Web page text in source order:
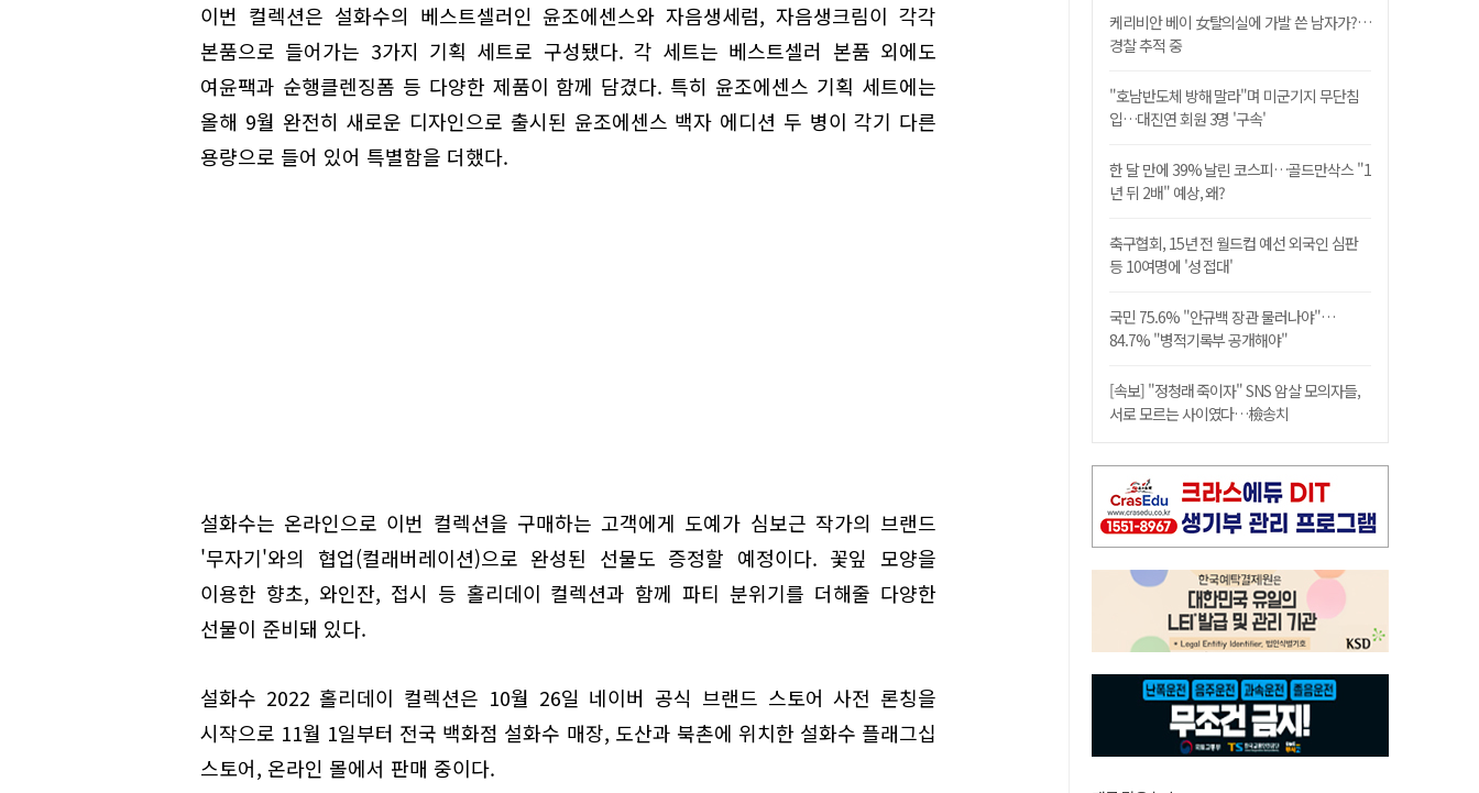
이번 컬렉션은 설화수의 베스트셀러인 윤조에센스와 자음생세럼, 자음생크림이 각각
본품으로 들어가는 3가지 기획 세트로 구성됐다. 각 세트는 베스트셀러 본품 외에도
여윤팩과 순행클렌징폼 등 다양한 제품이 함께 담겼다. 특히 윤조에센스 기획 세트에는
올해 9월 완전히 새로운 디자인으로 출시된 윤조에센스 백자 에디션 두 병이 각기 다른
용량으로 들어 있어 특별함을 더했다.
설화수는 온라인으로 이번 컬렉션을 구매하는 고객에게 도예가 심보근 작가의 브랜드
'무자기'와의 협업(컬래버레이션)으로 완성된 선물도 증정할 예정이다. 꽃잎 모양을
이용한 향초, 와인잔, 접시 등 홀리데이 컬렉션과 함께 파티 분위기를 더해줄 다양한
선물이 준비돼 있다.
설화수 2022 홀리데이 컬렉션은 10월 26일 네이버 공식 브랜드 스토어 사전 론칭을
시작으로 11월 1일부터 전국 백화점 설화수 매장, 도산과 북촌에 위치한 설화수 플래그십
스토어, 온라인 몰에서 판매 중이다.
케리비안 베이 女탈의실에 가발 쓴 남자가?…
경찰 추적 중
"호남반도체 방해 말라"며 미군기지 무단침
입…대진연 회원 3명 '구속'
한 달 만에 39% 날린 코스피…골드만삭스 "1
년 뒤 2배" 예상, 왜?
축구협회, 15년 전 월드컵 예선 외국인 심판
등 10여명에 '성 접대'
국민 75.6% "안규백 장관 물러나야"…
84.7% "병적기록부 공개해야"
[속보] "정청래 죽이자" SNS 암살 모의자들,
서로 모르는 사이였다…檢송치